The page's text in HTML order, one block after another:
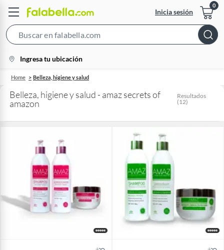
Inicia sesión
Bar
location-
icon
Ingresa tu ubicación
Home Belleza, higiene y salud
Belleza, higiene y salud - amaz secrets of
amazon
Resultados
(12)